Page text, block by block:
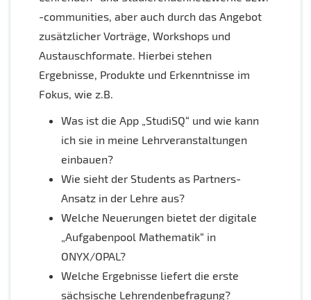
-communities, aber auch durch das Angebot
zusätzlicher Vorträge, Workshops und
Austauschformate. Hierbei stehen
Ergebnisse, Produkte und Erkenntnisse im
Fokus, wie z.B.
Was ist die App „StudiSQ“ und wie kann
ich sie in meine Lehrveranstaltungen
einbauen?
Wie sieht der Students as Partners-
Ansatz in der Lehre aus?
Welche Neuerungen bietet der digitale
„Aufgabenpool Mathematik“ in
ONYX/OPAL?
Welche Ergebnisse liefert die erste
sächsische Lehrendenbefragung?